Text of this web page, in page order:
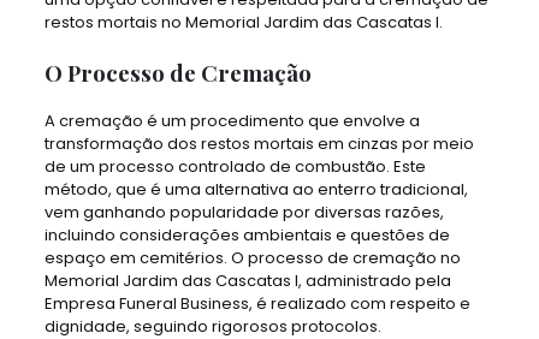
restos mortais no Memorial Jardim das Cascatas I.
O Processo de Cremação
A cremação é um procedimento que envolve a
transformação dos restos mortais em cinzas por meio
de um processo controlado de combustão. Este
método, que é uma alternativa ao enterro tradicional,
vem ganhando popularidade por diversas razões,
incluindo considerações ambientais e questões de
espaço em cemitérios. O processo de cremação no
Memorial Jardim das Cascatas I, administrado pela
Empresa Funeral Business, é realizado com respeito e
dignidade, seguindo rigorosos protocolos.